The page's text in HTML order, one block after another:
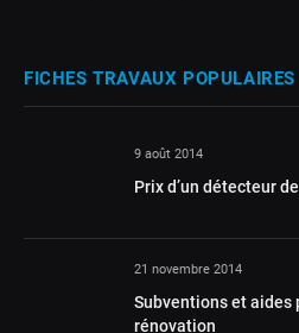
FICHES TRAVAUX POPULAIRES
9 août 2014
Prix d’un détecteur
21 novembre 2014
Subventions et aides
rénovation